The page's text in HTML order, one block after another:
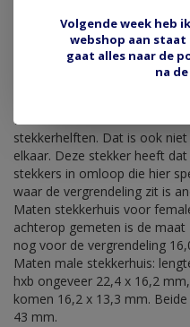
Stekkerset 3 polig wit met
1,0 mm2. Geleverd set zoals
bijbehorende kontakten.
weer wat anders. Een MC3
stekkerhelften. Dat is ook
elkaar. Deze stekker heeft
stekkers in omloop die hier
waar de vergrendeling zit is
Maten stekkerhuis voor
achterop gemeten is de
nog voor de vergrendeling
Maten male stekkerhuis:
hxb ongeveer 22,4 x 16,2
komen 16,2 x 13,3 mm.
43 mm.
Volgende week heb
webshop aan
gaat alles naar de
na